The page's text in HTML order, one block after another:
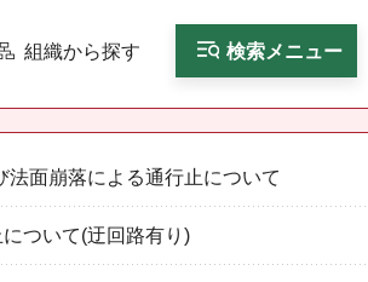
組織から探す 検索メニュー
面崩落による通行止について
ついて(迂回路有り)